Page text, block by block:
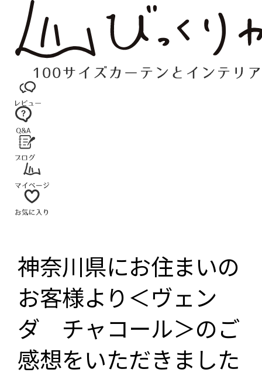
神奈川県にお住まいの
お客様より＜ヴェン
ダ チャコール＞のご
感想をいただきました